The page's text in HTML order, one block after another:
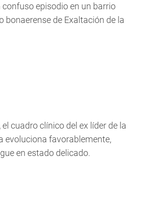
confuso episodio en un barrio
bonaerense de Exaltación de la
cuadro clínico del ex líder de la
evoluciona favorablemente,
en estado delicado.